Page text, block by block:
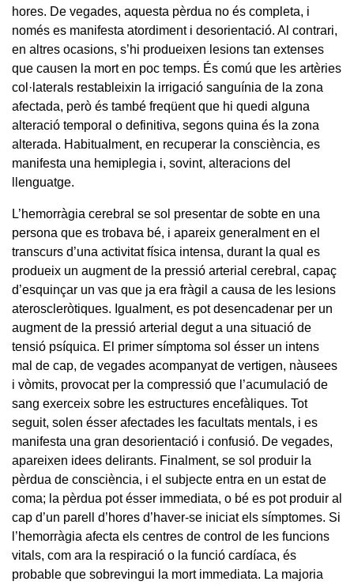
hores. De vegades, aquesta pèrdua no és completa, i
només es manifesta atordiment i desorientació. Al contrari,
en altres ocasions, s’hi produeixen lesions tan extenses
que causen la mort en poc temps. És comú que les artèries
col·laterals restableixin la irrigació sanguínia de la zona
afectada, però és també freqüent que hi quedi alguna
alteració temporal o definitiva, segons quina és la zona
alterada. Habitualment, en recuperar la consciència, es
manifesta una hemiplegia i, sovint, alteracions del
llenguatge.
L’hemorràgia cerebral se sol presentar de sobte en una
persona que es trobava bé, i apareix generalment en el
transcurs d’una activitat física intensa, durant la qual es
produeix un augment de la pressió arterial cerebral, capaç
d’esquinçar un vas que ja era fràgil a causa de les lesions
ateroscleròtiques. Igualment, es pot desencadenar per un
augment de la pressió arterial degut a una situació de
tensió psíquica. El primer símptoma sol ésser un intens
mal de cap, de vegades acompanyat de vertigen, nàusees
i vòmits, provocat per la compressió que l’acumulació de
sang exerceix sobre les estructures encefàliques. Tot
seguit, solen ésser afectades les facultats mentals, i es
manifesta una gran desorientació i confusió. De vegades,
apareixen idees delirants. Finalment, se sol produir la
pèrdua de consciència, i el subjecte entra en un estat de
coma; la pèrdua pot ésser immediata, o bé es pot produir al
cap d’un parell d’hores d’haver-se iniciat els símptomes. Si
l’hemorràgia afecta els centres de control de les funcions
vitals, com ara la respiració o la funció cardíaca, és
probable que sobrevingui la mort immediata. La majoria